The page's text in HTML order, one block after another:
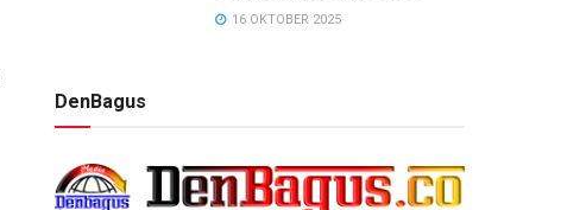
16 OKTOBER 2025
DenBagus